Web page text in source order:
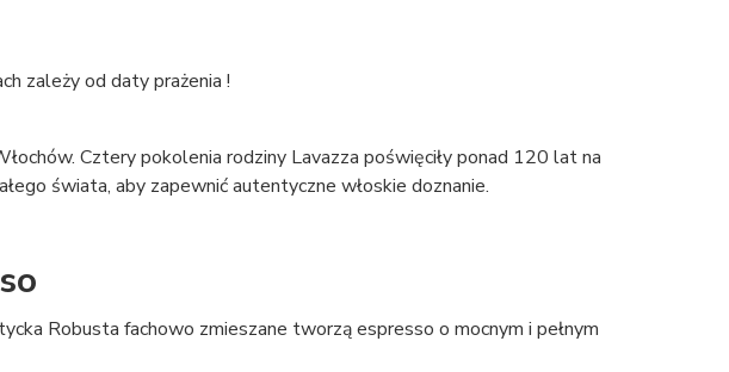
zależy od daty prażenia !
Cztery pokolenia rodziny Lavazza poświęciły ponad 120 lat na
świata, aby zapewnić autentyczne włoskie doznanie.
Robusta fachowo zmieszane tworzą espresso o mocnym i pełnym